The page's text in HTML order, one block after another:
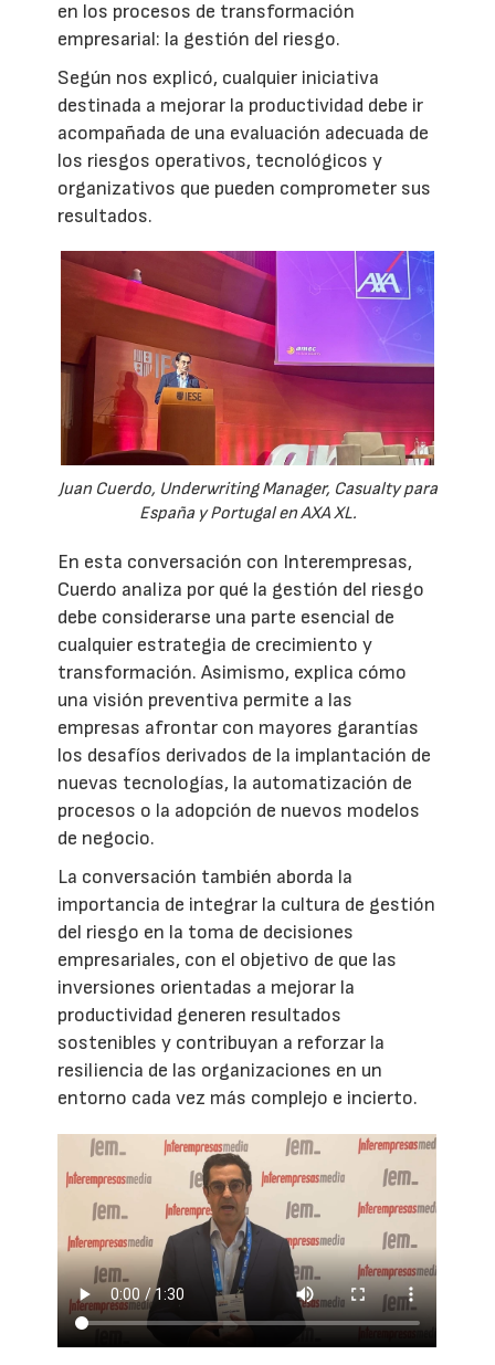
en los procesos de transformación
empresarial: la gestión del riesgo.
Según nos explicó, cualquier iniciativa
destinada a mejorar la productividad debe ir
acompañada de una evaluación adecuada de
los riesgos operativos, tecnológicos y
organizativos que pueden comprometer sus
resultados.
Juan Cuerdo, Underwriting Manager, Casualty para
España y Portugal en AXA XL.
En esta conversación con Interempresas,
Cuerdo analiza por qué la gestión del riesgo
debe considerarse una parte esencial de
cualquier estrategia de crecimiento y
transformación. Asimismo, explica cómo
una visión preventiva permite a las
empresas afrontar con mayores garantías
los desafíos derivados de la implantación de
nuevas tecnologías, la automatización de
procesos o la adopción de nuevos modelos
de negocio.
La conversación también aborda la
importancia de integrar la cultura de gestión
del riesgo en la toma de decisiones
empresariales, con el objetivo de que las
inversiones orientadas a mejorar la
productividad generen resultados
sostenibles y contribuyan a reforzar la
resiliencia de las organizaciones en un
entorno cada vez más complejo e incierto.